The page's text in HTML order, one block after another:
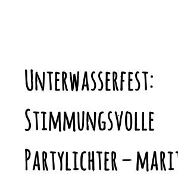
Unterwasserfest:
Stimmungsvolle
Partylichter –